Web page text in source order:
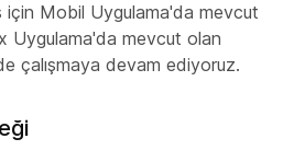
Mobil Uygulama'da mevcut
Uygulama'da mevcut olan
çalışmaya devam ediyoruz.